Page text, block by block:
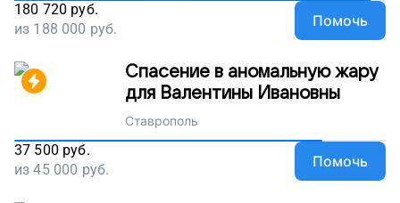
180 720 руб.
из 188 000 руб. Помочь
Спасение в аномальную жару
для Валентины Ивановны
Ставрополь
37 500 руб.
из45 000 руб. Помочь